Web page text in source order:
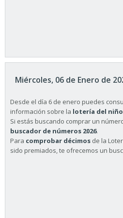
Miércoles, 06 de Enero de
Desde el día 6 de enero puedes
información sobre la lotería del niño
Si estás buscando comprar un
buscador de números 2026.
Para comprobar décimos de la
sido premiados, te ofrecemos un